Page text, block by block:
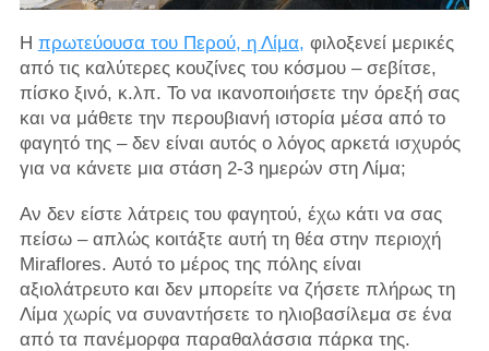
Η πρωτεύουσα του Περού, η Λίμα, φιλοξενεί μερικές
από τις καλύτερες κουζίνες του κόσμου – σεβίτσε,
πίσκο ξινό, κ.λπ. Το να ικανοποιήσετε την όρεξή σας
και να μάθετε την περουβιανή ιστορία μέσα από το
φαγητό της – δεν είναι αυτός ο λόγος αρκετά ισχυρός
για να κάνετε μια στάση 2-3 ημερών στη Λίμα;
Αν δεν είστε λάτρεις του φαγητού, έχω κάτι να σας
πείσω – απλώς κοιτάξτε αυτή τη θέα στην περιοχή
Miraflores. Αυτό το μέρος της πόλης είναι
αξιολάτρευτο και δεν μπορείτε να ζήσετε πλήρως τη
Λίμα χωρίς να συναντήσετε το ηλιοβασίλεμα σε ένα
από τα πανέμορφα παραθαλάσσια πάρκα της.